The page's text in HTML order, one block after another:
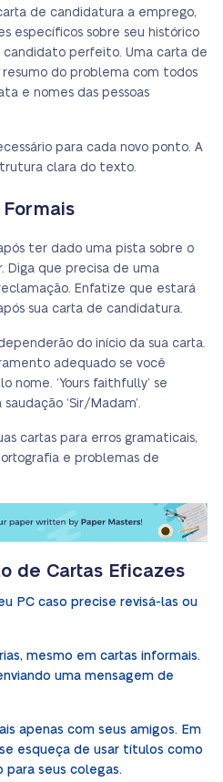
de candidatura a emprego,
específicos sobre seu histórico
perfeito. Uma carta de
do problema com todos
e nomes das pessoas
para cada novo ponto. A
clara do texto.
ter dado uma pista sobre o
Diga que precisa de uma
Enfatize que estará
sua carta de candidatura.
do início da sua carta.
adequado se você
nome. ‘Yours faithfully’ se
‘Sir/Madam’.
cartas para erros gramaticais,
e problemas de
de Cartas Eficazes
PC caso precise revisá-las ou
mesmo em cartas informais.
uma mensagem de
apenas com seus amigos. Em
esqueça de usar títulos como
para seus colegas.